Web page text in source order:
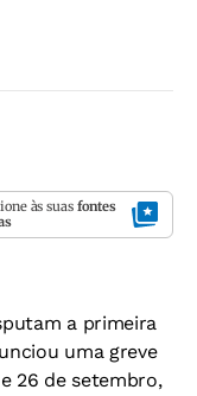
às suas fontes
a primeira
uma greve
26 de setembro,